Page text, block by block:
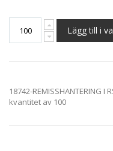
Lägg till i
18742-REMISSHANTERING
kvantitet av 100